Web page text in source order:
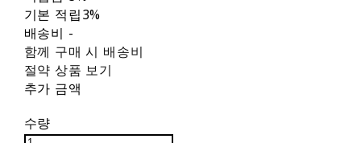
기본 적립3%
배송비 -
함께 구매 시 배송비
절약 상품 보기
추가 금액
수량